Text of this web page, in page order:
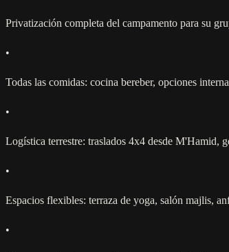
Privatización completa del campamento para su
•
Todas las comidas: cocina bereber, opciones
•
Logística terrestre: traslados 4x4 desde M'Hamid,
•
Espacios flexibles: terraza de yoga, salón majlis,
•